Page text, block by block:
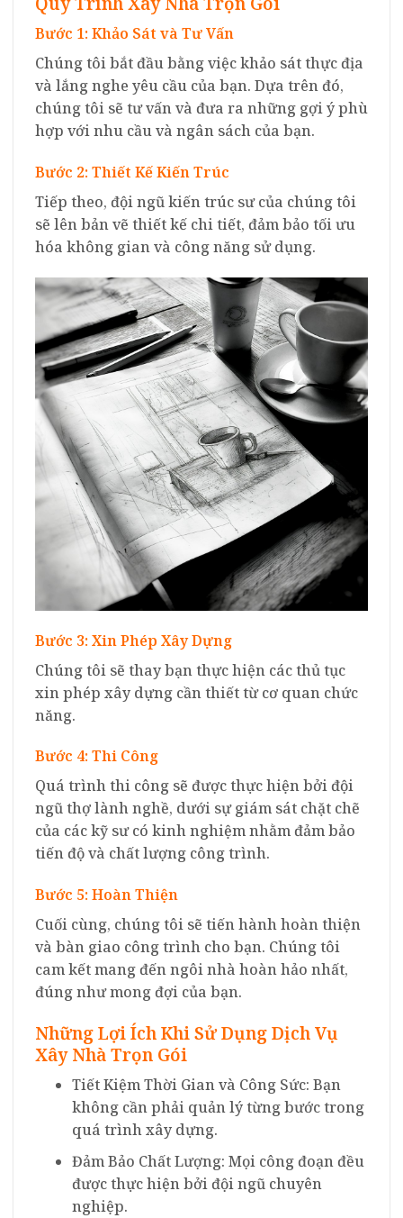
Bước 1: Khảo Sát và Tư Vấn
Chúng tôi bắt đầu bằng việc khảo sát thực địa
và lắng nghe yêu cầu của bạn. Dựa trên đó,
chúng tôi sẽ tư vấn và đưa ra những gợi ý phù
hợp với nhu cầu và ngân sách của bạn.
Bước 2: Thiết Kế Kiến Trúc
Tiếp theo, đội ngũ kiến trúc sư của chúng tôi
sẽ lên bản vẽ thiết kế chi tiết, đảm bảo tối ưu
hóa không gian và công năng sử dụng.
Bước 3: Xin Phép Xây Dựng
Chúng tôi sẽ thay bạn thực hiện các thủ tục
xin phép xây dựng cần thiết từ cơ quan chức
năng.
Bước 4: Thi Công
Quá trình thi công sẽ được thực hiện bởi đội
ngũ thợ lành nghề, dưới sự giám sát chặt chẽ
của các kỹ sư có kinh nghiệm nhằm đảm bảo
tiến độ và chất lượng công trình.
Bước 5: Hoàn Thiện
Cuối cùng, chúng tôi sẽ tiến hành hoàn thiện
và bàn giao công trình cho bạn. Chúng tôi
cam kết mang đến ngôi nhà hoàn hảo nhất,
đúng như mong đợi của bạn.
Những Lợi Ích Khi Sử Dụng Dịch Vụ
Xây Nhà Trọn Gói
Tiết Kiệm Thời Gian và Công Sức: Bạn
không cần phải quản lý từng bước trong
quá trình xây dựng.
Đảm Bảo Chất Lượng: Mọi công đoạn đều
được thực hiện bởi đội ngũ chuyên
nghiệp.